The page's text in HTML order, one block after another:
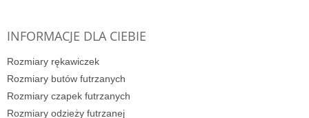
INFORMACJE DLA CIEBIE
Rozmiary rękawiczek
Rozmiary butów futrzanych
Rozmiary czapek futrzanych
Rozmiary odzieży futrzanej